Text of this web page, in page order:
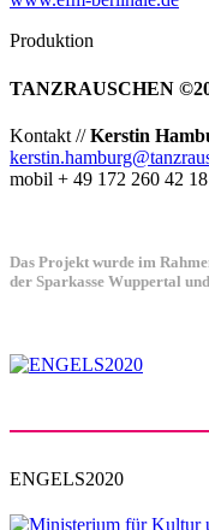
Produktion
TANZRAUSCHEN
Kontakt //Kerstin
mobil + 49 172 260 42 18
Das Projekt wurde im
der Sparkasse Wuppertal
ENGELS2020